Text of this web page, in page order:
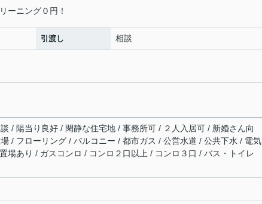
ーニング０円！
引渡し 相談
/ 陽当り良好 / 閑静な住宅地 / 事務所可 / ２人入居可 / 新婚さん向
/ フローリング / バルコニー / 都市ガス / 公営水道 / 公共下水 / 電気
場あり / ガスコンロ / コンロ２口以上 / コンロ３口 / バス・トイレ